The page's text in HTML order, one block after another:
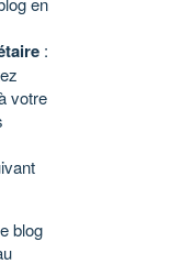
:
votre
blog